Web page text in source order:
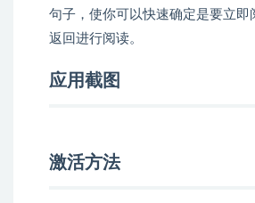
句子，使你可以快速确定是要立即
返回进行阅读。
应用截图
激活方法